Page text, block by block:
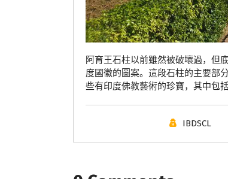
阿育王石柱以前雖然被破壞過，但
度國徽的圖案。這段石柱的主要部
些有印度佛教藝術的珍寶，其中包括
IBDSCL